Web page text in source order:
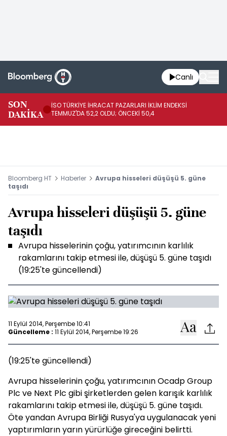
Canlı
SON
DAKİKA
İSO TÜRKİYE İHRACAT PAZARLARI İKLİM ENDEKSİ
TEMMUZ'DA 52,2 OLDU; ÖNCEKİ 50,4
Bloomberg HT Haberler
Avrupa hisseleri düşüşü 5. güne
taşıdı
Avrupa hisseleri düşüşü 5. güne
taşıdı
Avrupa hisselerinin çoğu, yatırımcının karlılık
rakamlarını takip etmesi ile, düşüşü 5. güne taşıdı
(19:25'te güncellendi)
11 Eylül 2014, Perşembe 10:41
Güncelleme : 11 Eylül 2014, Perşembe 19:26
(19:25'te güncellendi)
Avrupa hisselerinin çoğu, yatırımcının Ocadp Group
Plc ve Next Plc gibi şirketlerden gelen karışık karlılık
rakamlarını takip etmesi ile, düşüşü 5. güne taşıdı.
Öte yandan Avrupa Birliği Rusya'ya uygulanacak yeni
yaptırımların yarın yürürlüğe gireceğini belirtti.